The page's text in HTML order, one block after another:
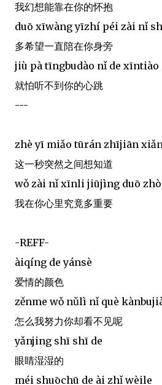
我幻想能靠在你的怀抱
duō xīwàng yīzhí péi zài nǐ
多希望一直陪在你身旁
jiù pà tīngbudào nǐ de xīntiào
就怕听不到你的心跳
---
zhè yī miǎo tūrán zhījiān
这一秒突然之间想知道
wǒ zài nǐ xīnli jiūjìng duō
我在你心里究竟多重要
-REFF-
àiqíng de yánsè
爱情的颜色
zěnme wǒ nǔlì nǐ què
怎么我努力你却看不见呢
yǎnjing shī shī de
眼睛湿湿的
méi shuōchū de ài zhǐ wèile